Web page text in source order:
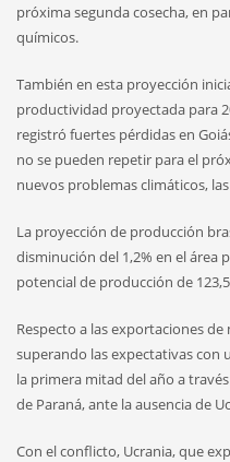
próxima segunda cosecha, en
químicos.
También en esta proyección
productividad proyectada para
registró fuertes pérdidas en
no se pueden repetir para el
nuevos problemas climáticos,
La proyección de producción
disminución del 1,2% en el área
potencial de producción de
Respecto a las exportaciones de
superando las expectativas con
la primera mitad del año a
de Paraná, ante la ausencia de
Con el conflicto, Ucrania, que